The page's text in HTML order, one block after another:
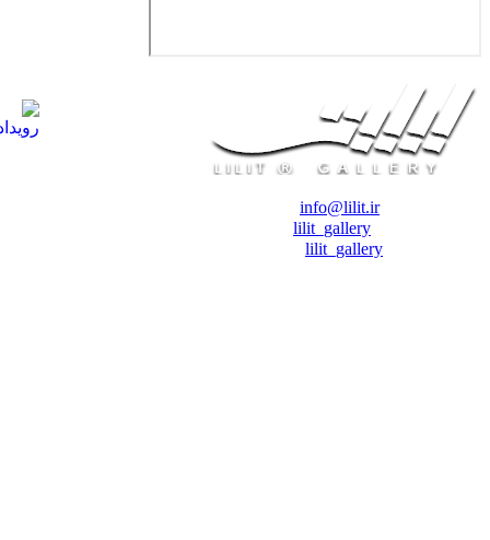
info@lilit.ir
lilit_gallery
lilit_gallery